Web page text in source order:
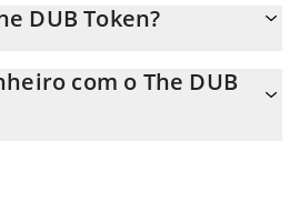
DUB Token?
maneira de trocar The DUB Token
com o The DUB